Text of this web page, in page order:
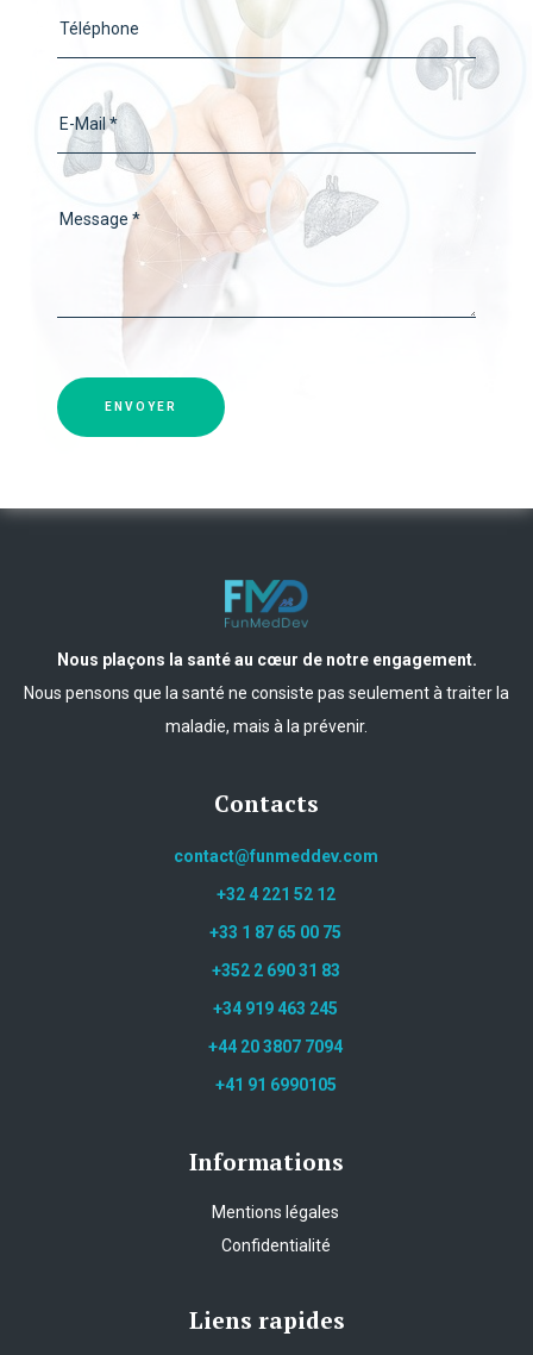
Téléphone
E-Mail *
Message *
ENVOYER
Nous plaçons la santé au cœur de notre engagement.
Nous pensons que la santé ne consiste pas seulement à traiter la
maladie, mais à la prévenir.
Contacts
contact@funmeddev.com
+32 4 221 52 12
+33 1 87 65 00 75
+352 2 690 31 83
+34 919 463 245
+44 20 3807 7094
+41 91 6990105
Informations
Mentions légales
Confidentialité
Liens rapides